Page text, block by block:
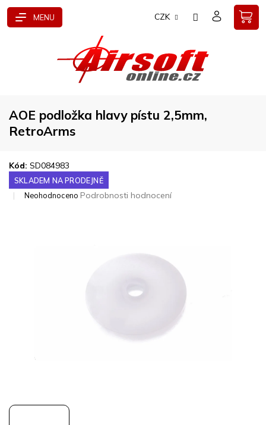
Přejít
CZK
AOE podložka hlavy pístu 2,5mm,
RetroArms
Kód: SD084983
SKLADEM NA PRODEJNĚ
Průměrné
Neohodnoceno Podrobnosti hodnocení